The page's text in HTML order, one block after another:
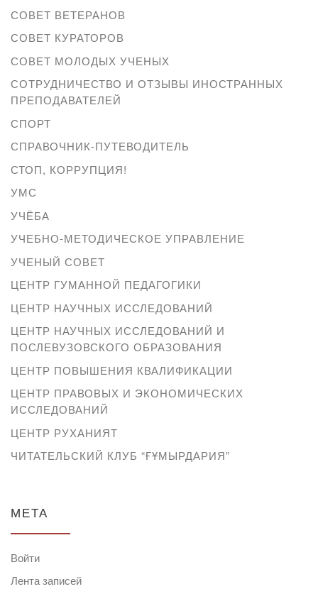
СОВЕТ ВЕТЕРАНОВ
СОВЕТ КУРАТОРОВ
СОВЕТ МОЛОДЫХ УЧЕНЫХ
СОТРУДНИЧЕСТВО И ОТЗЫВЫ ИНОСТРАННЫХ
ПРЕПОДАВАТЕЛЕЙ
СПОРТ
СПРАВОЧНИК-ПУТЕВОДИТЕЛЬ
СТОП, КОРРУПЦИЯ!
УМС
УЧЁБА
УЧЕБНО-МЕТОДИЧЕСКОЕ УПРАВЛЕНИЕ
УЧЕНЫЙ СОВЕТ
ЦЕНТР ГУМАННОЙ ПЕДАГОГИКИ
ЦЕНТР НАУЧНЫХ ИССЛЕДОВАНИЙ
ЦЕНТР НАУЧНЫХ ИССЛЕДОВАНИЙ И
ПОСЛЕВУЗОВСКОГО ОБРАЗОВАНИЯ
ЦЕНТР ПОВЫШЕНИЯ КВАЛИФИКАЦИИ
ЦЕНТР ПРАВОВЫХ И ЭКОНОМИЧЕСКИХ
ИССЛЕДОВАНИЙ
ЦЕНТР РУХАНИЯТ
ЧИТАТЕЛЬСКИЙ КЛУБ “ҒҰМЫРДАРИЯ”
МЕТА
Войти
Лента записей